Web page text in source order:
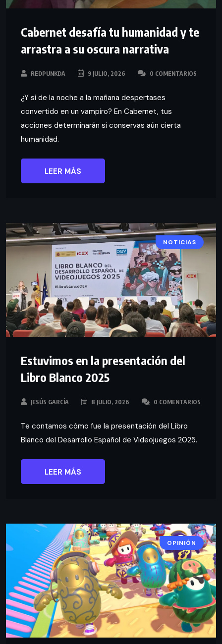
Cabernet desafía tu humanidad y te
arrastra a su oscura narrativa
REDPUNKDA 9 JULIO, 2026 0 COMENTARIOS
¿Y si de la noche a la mañana despertases
convertido en un vampiro? En Cabernet, tus
acciones determinarán si conservas aún cierta
humanidad.
LEER MÁS
NOTICIAS
Estuvimos en la presentación del
Libro Blanco 2025
JESÚS GARCÍA 8 JULIO, 2026 0 COMENTARIOS
Te contamos cómo fue la presentación del Libro
Blanco del Desarrollo Español de Videojuegos 2025.
LEER MÁS
OPINIÓN